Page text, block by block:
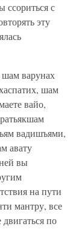
с
эту
варунах
шам
вайо,
вадишъями,
авату
вы
на пути
мантру, все
по